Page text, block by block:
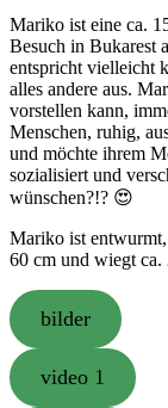
Mariko ist eine ca.
Besuch in Bukarest
entspricht vielleicht
alles andere aus.
vorstellen kann,
Menschen, ruhig,
und möchte ihrem
sozialisiert und
wünschen?!? 😍
Mariko ist
60 cm und wiegt ca.
bilder
video 1